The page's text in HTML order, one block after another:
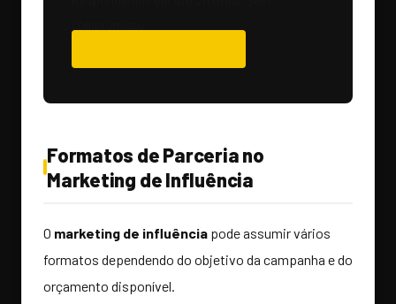
Formatos de Parceria no
Marketing de Influência
O marketing de influência pode assumir vários
formatos dependendo do objetivo da campanha e do
orçamento disponível.